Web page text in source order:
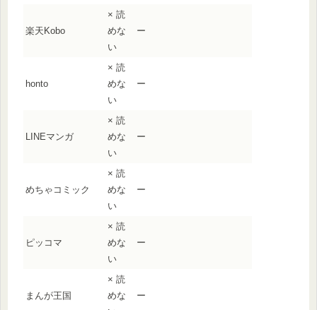
楽天Kobo
× 読
めな
い
ー
honto
× 読
めな
い
ー
LINEマンガ
× 読
めな
い
ー
めちゃコミック
× 読
めな
い
ー
ピッコマ
× 読
めな
い
ー
まんが王国
× 読
めな
ー